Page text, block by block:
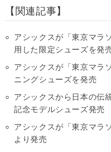
関連記事
アシックスが「東京マラ
用した限定シューズを発
アシックスが「東京マラ
ニングシューズを発売
アシックスから日本の伝
記念モデルシューズ発売
アシックスが「東京マラ
より発売